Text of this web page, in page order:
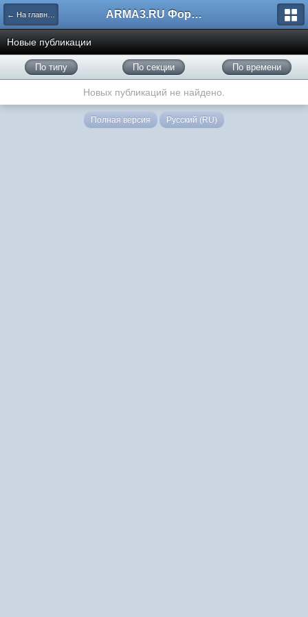
← На главную ARMA3.RU Форум
Новые публикации
По типу По секции По времени
Новых публикаций не найдено.
Полная версия Русский (RU)